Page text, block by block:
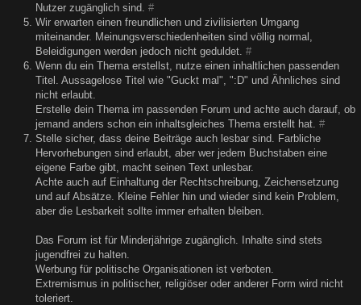
Nutzer zugänglich sind. #
Wir erwarten einen freundlichen und zivilisierten Umgang
miteinander. Meinungsverschiedenheiten sind völlig normal,
Beleidigungen werden jedoch nicht geduldet. #
Wenn du ein Thema erstellst, nutze einen inhaltlichen passenden
Titel. Aussagelose Titel wie "Guckt mal", ":D" und Ähnliches sind
nicht erlaubt.
Erstelle dein Thema im passenden Forum und achte auch darauf, ob
jemand anders schon ein inhaltsgleiches Thema erstellt hat. #
Stelle sicher, dass deine Beiträge auch lesbar sind. Farbliche
Hervorhebungen sind erlaubt, aber wer jedem Buchstaben eine
eigene Farbe gibt, macht seinen Text unlesbar.
Achte auch auf Einhaltung der Rechtschreibung, Zeichensetzung
und auf Absätze. Kleine Fehler hin und wieder sind kein Problem,
aber die Lesbarkeit sollte immer erhalten bleiben.
Das Forum ist für Minderjährige zugänglich. Inhalte sind stets
jugendfrei zu halten.
Werbung für politische Organisationen ist verboten.
Extremismus in politischer, religiöser oder anderer Form wird nicht
toleriert.